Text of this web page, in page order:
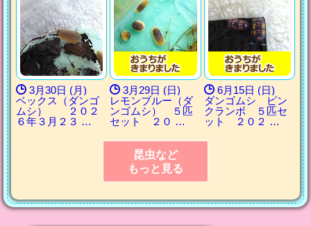
3月30日 (月)
ベックス（ダンゴ
ムシ） ２０２
６年３月２３ …
3月29日 (日)
レモンブルー（ダ
ンゴムシ） ５匹
セット ２０ …
6月15日 (日)
ダンゴムシ ピン
クランボ ５匹セ
ット ２０２ …
昆虫など
もっと見る